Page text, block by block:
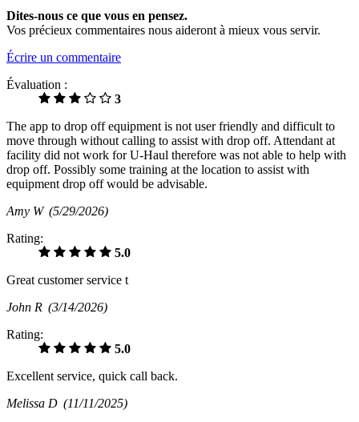
Dites-nous ce que vous en pensez.
Vos précieux commentaires nous aideront à mieux vous servir.
Écrire un commentaire
Évaluation :
3
The app to drop off equipment is not user friendly and difficult to
move through without calling to assist with drop off. Attendant at
facility did not work for U-Haul therefore was not able to help with
drop off. Possibly some training at the location to assist with
equipment drop off would be advisable.
Amy W (5/29/2026)
Rating:
5.0
Great customer service t
John R (3/14/2026)
Rating:
5.0
Excellent service, quick call back.
Melissa D (11/11/2025)